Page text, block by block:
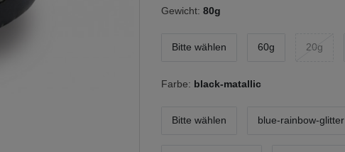
Gewicht: 80g
Bitte wählen 60g 20g
Farbe: black-matallic
Bitte wählen blue-rainbow-glitter